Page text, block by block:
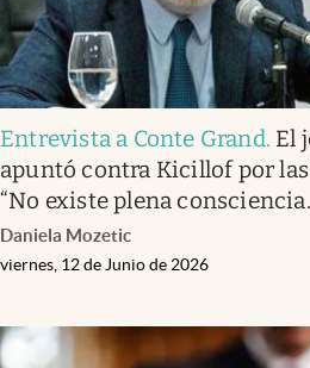
Entrevista a Conte Grand. El
apuntó contra Kicillof por
“No existe plena
Daniela Mozetic
viernes, 12 de Junio de 2026